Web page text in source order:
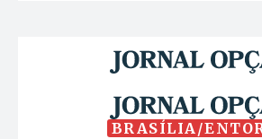
BRASÍLIA/